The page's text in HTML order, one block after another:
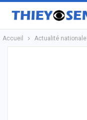
Accueil Actualité nationale